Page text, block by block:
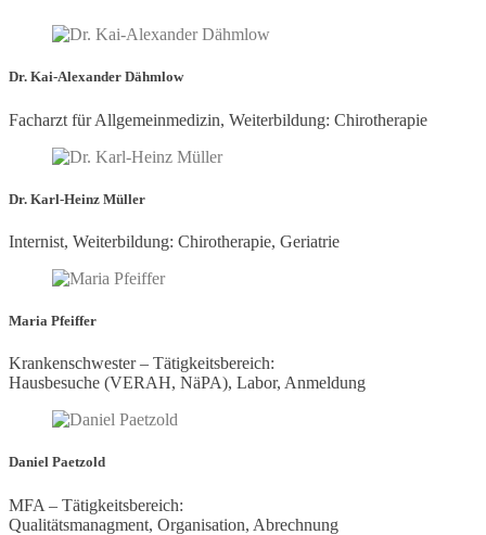
Dr. Kai-Alexander Dähmlow
Facharzt für Allgemeinmedizin, Weiterbildung: Chirotherapie
Dr. Karl-Heinz Müller
Internist, Weiterbildung: Chirotherapie, Geriatrie
Maria Pfeiffer
Krankenschwester – Tätigkeitsbereich:
Hausbesuche (VERAH, NäPA), Labor, Anmeldung
Daniel Paetzold
MFA – Tätigkeitsbereich:
Qualitätsmanagment, Organisation, Abrechnung